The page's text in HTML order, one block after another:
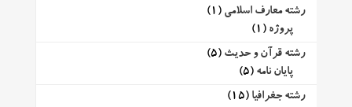
رشته معارف اسلامی (1)
پروژه (1)
رشته قرآن و حدیث (5)
پایان نامه (5)
رشته جغرافیا (15)